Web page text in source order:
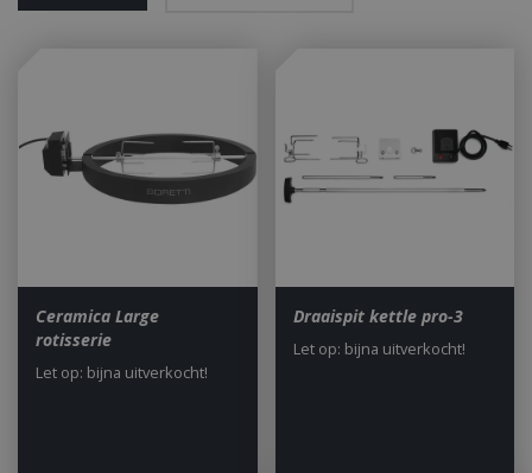
Ceramica Large
rotisserie
Let op: bijna uitverkocht!
Draaispit kettle pro-3
Let op: bijna uitverkocht!